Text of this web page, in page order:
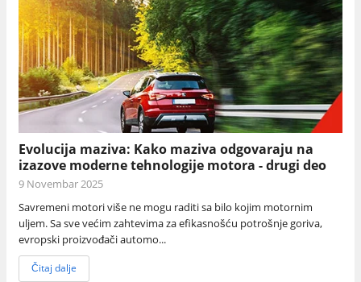
Evolucija maziva: Kako maziva odgovaraju na
izazove moderne tehnologije motora - drugi deo
9 Novembar 2025
Savremeni motori više ne mogu raditi sa bilo kojim motornim
uljem. Sa sve većim zahtevima za efikasnošću potrošnje goriva,
evropski proizvođači automo...
Čitaj dalje